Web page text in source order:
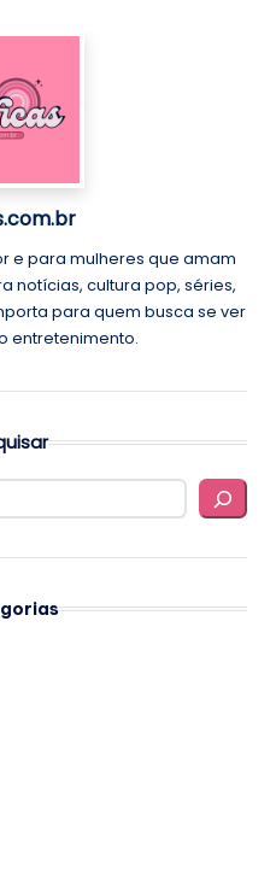
e para mulheres que amam
notícias, cultura pop, séries,
para quem busca se ver
entretenimento.